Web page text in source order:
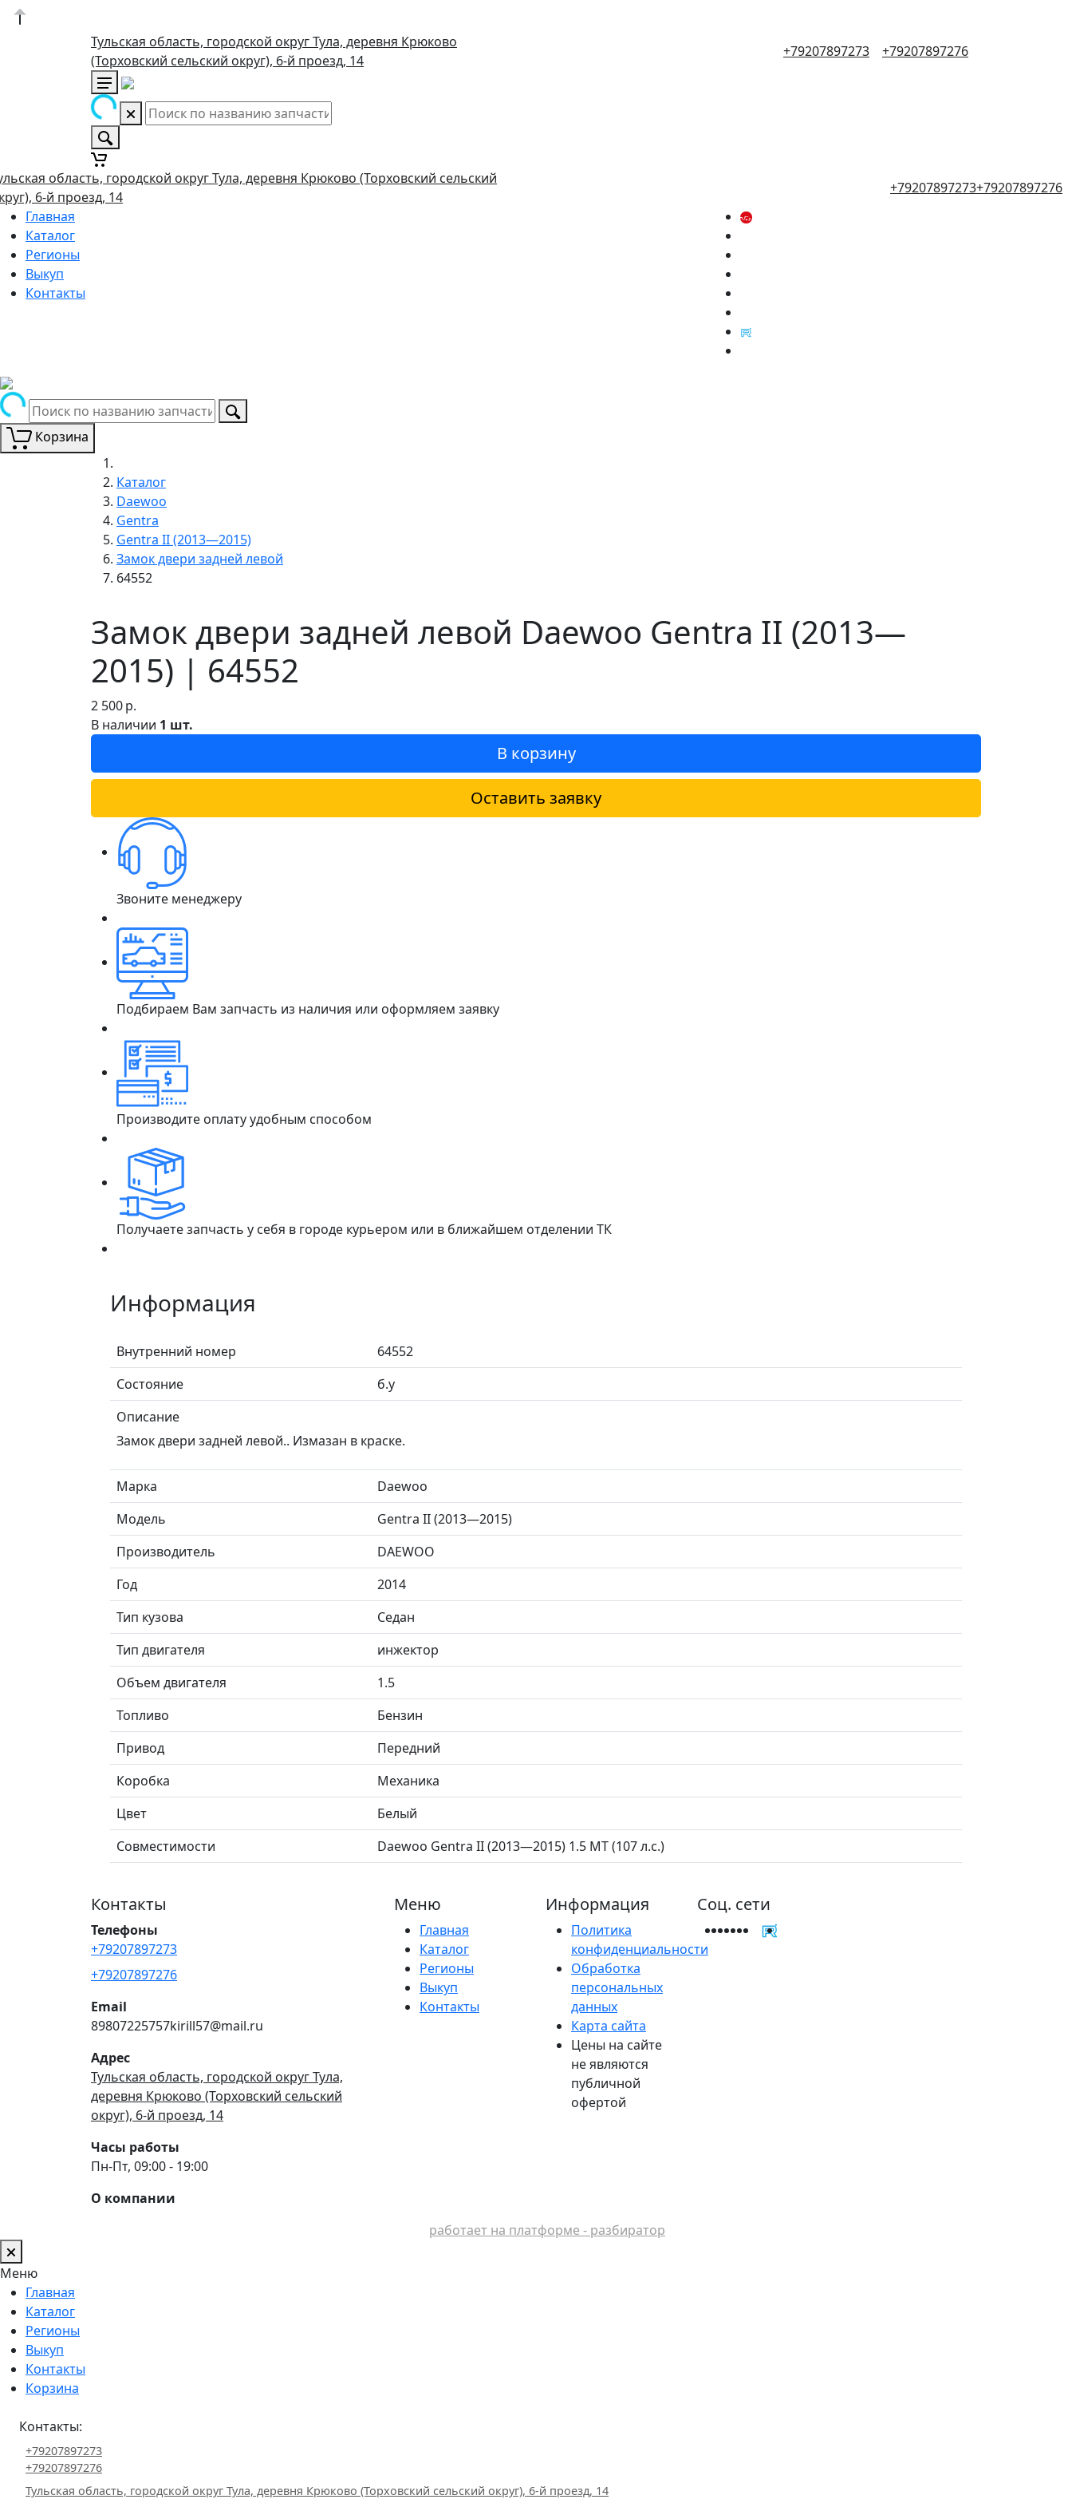
Тульская область, городской округ Тула, деревня Крюково
(Торховский сельский округ), 6-й проезд, 14
+79207897273 +79207897276
область, городской округ Тула, деревня Крюково (Торховский сельский
6-й проезд, 14
+79207897273+79207897276
Главная
Каталог
Регионы
Выкуп
Контакты
Корзина
Каталог
Daewoo
Gentra
Gentra II (2013—2015)
Замок двери задней левой
64552
Замок двери задней левой Daewoo Gentra II (2013—
2015) | 64552
2 500р.
В наличии 1 шт.
В корзину
Оставить заявку
Звоните менеджеру
Подбираем Вам запчасть из наличия или оформляем заявку
Производите оплату удобным способом
Получаете запчасть у себя в городе курьером или в ближайшем отделении ТК
Информация
Внутренний номер
64552
Состояние
б.у
Описание
Замок двери задней левой.. Измазан в краске.
Марка
Daewoo
Модель
Gentra II (2013—2015)
Производитель
DAEWOO
Год
2014
Тип кузова
Седан
Тип двигателя
инжектор
Объем двигателя
1.5
Топливо
Бензин
Привод
Передний
Коробка
Механика
Цвет
Белый
Совместимости
Daewoo Gentra II (2013—2015) 1.5 MT (107 л.с.)
Контакты
Телефоны
+79207897273
+79207897276
Email
89807225757kirill57@mail.ru
Адрес
Тульская область, городской округ Тула,
деревня Крюково (Торховский сельский
округ), 6-й проезд, 14
Часы работы
Пн-Пт, 09:00 - 19:00
О компании
Меню
Главная
Каталог
Регионы
Выкуп
Контакты
Информация
Политика
конфиденциальности
Обработка
персональных
данных
Карта сайта
Цены на сайте
не являются
публичной
офертой
Соц. сети
работает на платформе - разбиратор
Меню
Главная
Каталог
Регионы
Выкуп
Контакты
Корзина
Контакты:
+79207897273
+79207897276
Тульская область, городской округ Тула, деревня Крюково (Торховский сельский округ), 6-й проезд, 14